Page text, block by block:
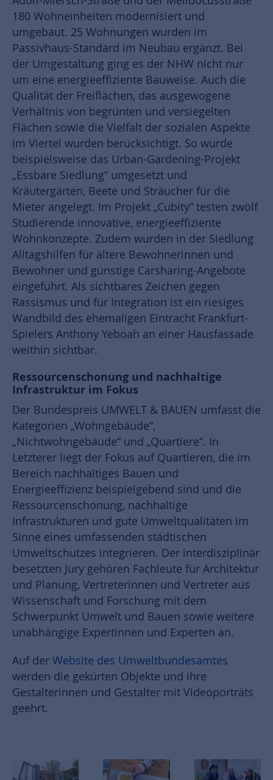
180 Wohneinheiten modernisiert und
umgebaut. 25 Wohnungen wurden im
Passivhaus-Standard im Neubau ergänzt. Bei
der Umgestaltung ging es der NHW nicht nur
um eine energieeffiziente Bauweise. Auch die
Qualität der Freiflächen, das ausgewogene
Verhältnis von begrünten und versiegelten
Flächen sowie die Vielfalt der sozialen Aspekte
im Viertel wurden berücksichtigt. So wurde
beispielsweise das Urban-Gardening-Projekt
„Essbare Siedlung“ umgesetzt und
Kräutergärten, Beete und Sträucher für die
Mieter angelegt. Im Projekt „Cubity“ testen zwölf
Studierende innovative, energieeffiziente
Wohnkonzepte. Zudem wurden in der Siedlung
Alltagshilfen für ältere Bewohnerinnen und
Bewohner und günstige Carsharing-Angebote
eingeführt. Als sichtbares Zeichen gegen
Rassismus und für Integration ist ein riesiges
Wandbild des ehemaligen Eintracht Frankfurt-
Spielers Anthony Yeboah an einer Hausfassade
weithin sichtbar.
Ressourcenschonung und nachhaltige
Infrastruktur im Fokus
Der Bundespreis UMWELT & BAUEN umfasst die
Kategorien „Wohngebäude“,
„Nichtwohngebäude“ und „Quartiere“. In
Letzterer liegt der Fokus auf Quartieren, die im
Bereich nachhaltiges Bauen und
Energieeffizienz beispielgebend sind und die
Ressourcenschonung, nachhaltige
Infrastrukturen und gute Umweltqualitäten im
Sinne eines umfassenden städtischen
Umweltschutzes integrieren. Der interdisziplinär
besetzten Jury gehören Fachleute für Architektur
und Planung, Vertreterinnen und Vertreter aus
Wissenschaft und Forschung mit dem
Schwerpunkt Umwelt und Bauen sowie weitere
unabhängige Expertinnen und Experten an.
Auf der Website des Umweltbundesamtes
werden die gekürten Objekte und ihre
Gestalterinnen und Gestalter mit Videoporträts
geehrt.